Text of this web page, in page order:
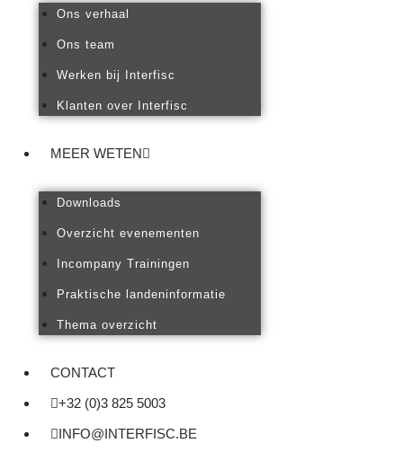
Ons verhaal
Ons team
Werken bij Interfisc
Klanten over Interfisc
MEER WETEN
Downloads
Overzicht evenementen
Incompany Trainingen
Praktische landeninformatie
Thema overzicht
CONTACT
+32 (0)3 825 5003
INFO@INTERFISC.BE